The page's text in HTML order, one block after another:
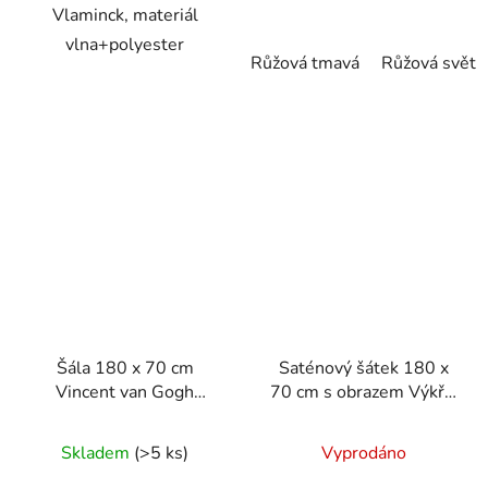
Vlaminck, materiál
vlna+polyester
Růžová tmavá Růžová
Šála 180 x 70 cm
Vincent van Gogh
Skladem (>5 ks)
Saténový šátek 180 x
70 cm s obrazem Výkřik
Vyprodáno